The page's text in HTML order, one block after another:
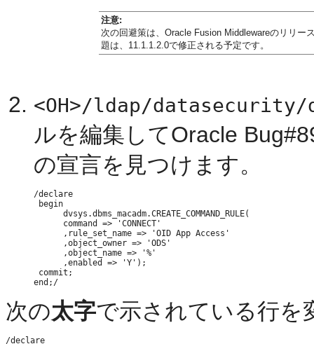
注意:
次の回避策は、Oracle Fusion Middlewareのリリー
題は、11.1.1.2.0で修正される予定です。
<OH>/ldap/datasecurity/
ルを編集してOracle
の宣言を見つけます。
/declare
begin
      dvsys.dbms_macadm.CREATE_COMMAND_RULE(
      command => 'CONNECT'
      ,rule_set_name => 'OID App Access'
      ,object_owner => 'ODS'
      ,object_name => '%'
      ,enabled => 'Y');
commit;
次の太字で示されている行を
/declare